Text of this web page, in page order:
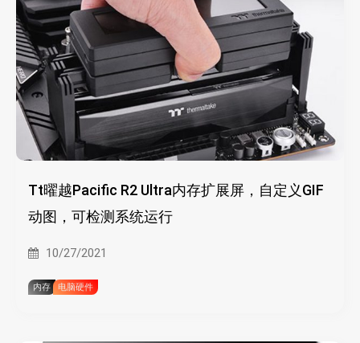
Tt曜越Pacific R2 Ultra内存扩展屏，自定义GIF
动图，可检测系统运行
10/27/2021
内存 电脑硬件